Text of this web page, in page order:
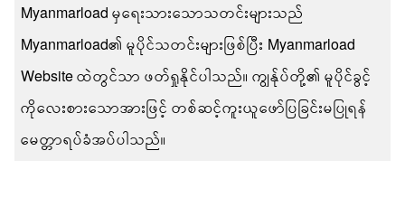
Myanmarload မှရေးသားသောသတင်းများသည်
Myanmarload၏ မူပိုင်သတင်းများဖြစ်ပြီး Myanmarload
Website ထဲတွင်သာ ဖတ်ရှုနိုင်ပါသည်။ ကျွန်ုပ်တို့၏ မူပိုင်ခွင့်
ကိုလေးစားသောအားဖြင့် တစ်ဆင့်ကူးယူဖော်ပြခြင်းမပြုရန်
မေတ္တာရပ်ခံအပ်ပါသည်။